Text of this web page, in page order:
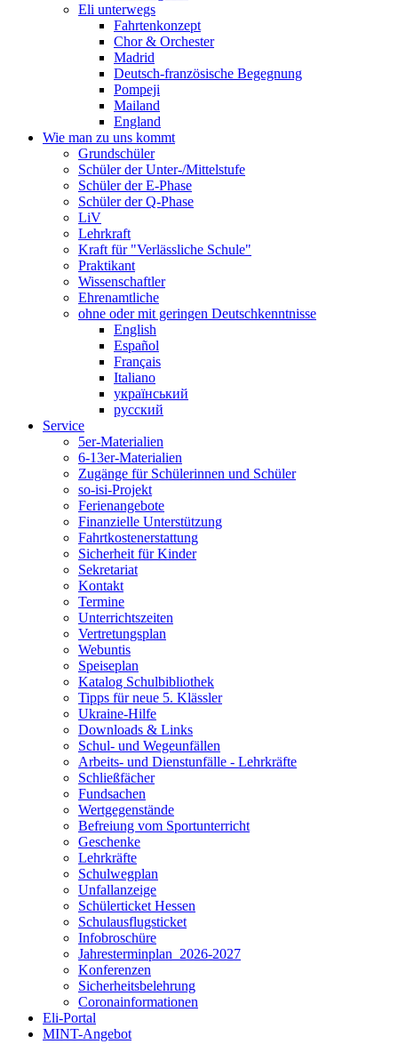
Eli unterwegs
Fahrtenkonzept
Chor & Orchester
Madrid
Deutsch-französische Begegnung
Pompeji
Mailand
England
Wie man zu uns kommt
Grundschüler
Schüler der Unter-/Mittelstufe
Schüler der E-Phase
Schüler der Q-Phase
LiV
Lehrkraft
Kraft für "Verlässliche Schule"
Praktikant
Wissenschaftler
Ehrenamtliche
ohne oder mit geringen Deutschkenntnisse
English
Español
Français
Italiano
український
русский
Service
5er-Materialien
6-13er-Materialien
Zugänge für Schülerinnen und Schüler
so-isi-Projekt
Ferienangebote
Finanzielle Unterstützung
Fahrtkostenerstattung
Sicherheit für Kinder
Sekretariat
Kontakt
Termine
Unterrichtszeiten
Vertretungsplan
Webuntis
Speiseplan
Katalog Schulbibliothek
Tipps für neue 5. Klässler
Ukraine-Hilfe
Downloads & Links
Schul- und Wegeunfällen
Arbeits- und Dienstunfälle - Lehrkräfte
Schließfächer
Fundsachen
Wertgegenstände
Befreiung vom Sportunterricht
Geschenke
Lehrkräfte
Schulwegplan
Unfallanzeige
Schülerticket Hessen
Schulausflugsticket
Infobroschüre
Jahresterminplan_2026-2027
Konferenzen
Sicherheitsbelehrung
Coronainformationen
Eli-Portal
MINT-Angebot